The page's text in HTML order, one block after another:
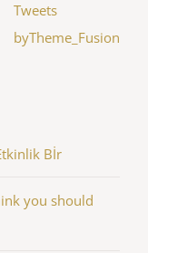
Tweets
byTheme_Fusion
Bİr
you should